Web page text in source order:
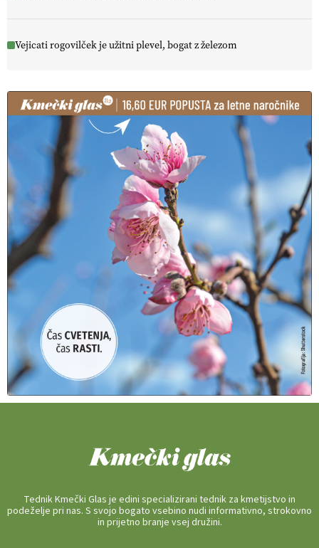
Vejicati rogovilček je užitni plevel, bogat z železom
Tednik Kmečki Glas je edini specializirani tednik za kmetijstvo in
podeželje pri nas. S svojo bogato vsebino nudi informativno, strokovno
in prijetno branje vsej družini.